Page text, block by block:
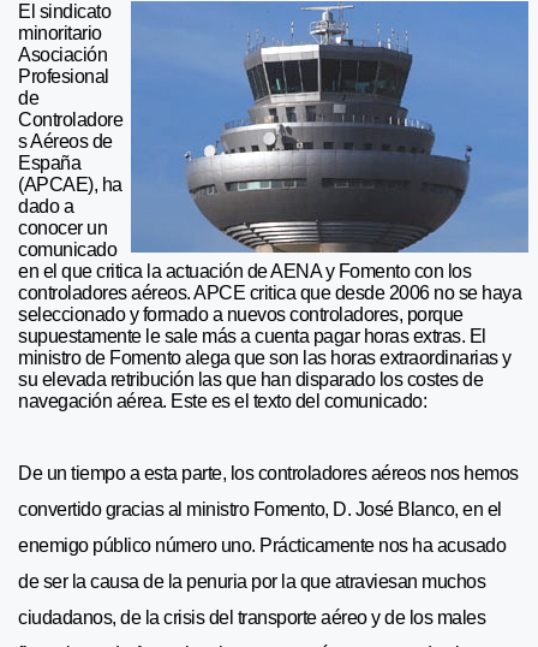
El sindicato
minoritario
Asociación
Profesional
de
Controladore
s Aéreos de
España
(APCAE), ha
dado a
conocer un
comunicado
en el que critica la actuación de AENA y Fomento con los
controladores aéreos. APCE critica que desde 2006 no se haya
seleccionado y formado a nuevos controladores, porque
supuestamente le sale más a cuenta pagar horas extras. El
ministro de Fomento alega que son las horas extraordinarias y
su elevada retribución las que han disparado los costes de
navegación aérea. Este es el texto del comunicado:
De un tiempo a esta parte, los controladores aéreos nos hemos
convertido gracias al ministro Fomento, D. José Blanco, en el
enemigo público número uno. Prácticamente nos ha acusado
de ser la causa de la penuria por la que atraviesan muchos
ciudadanos, de la crisis del transporte aéreo y de los males